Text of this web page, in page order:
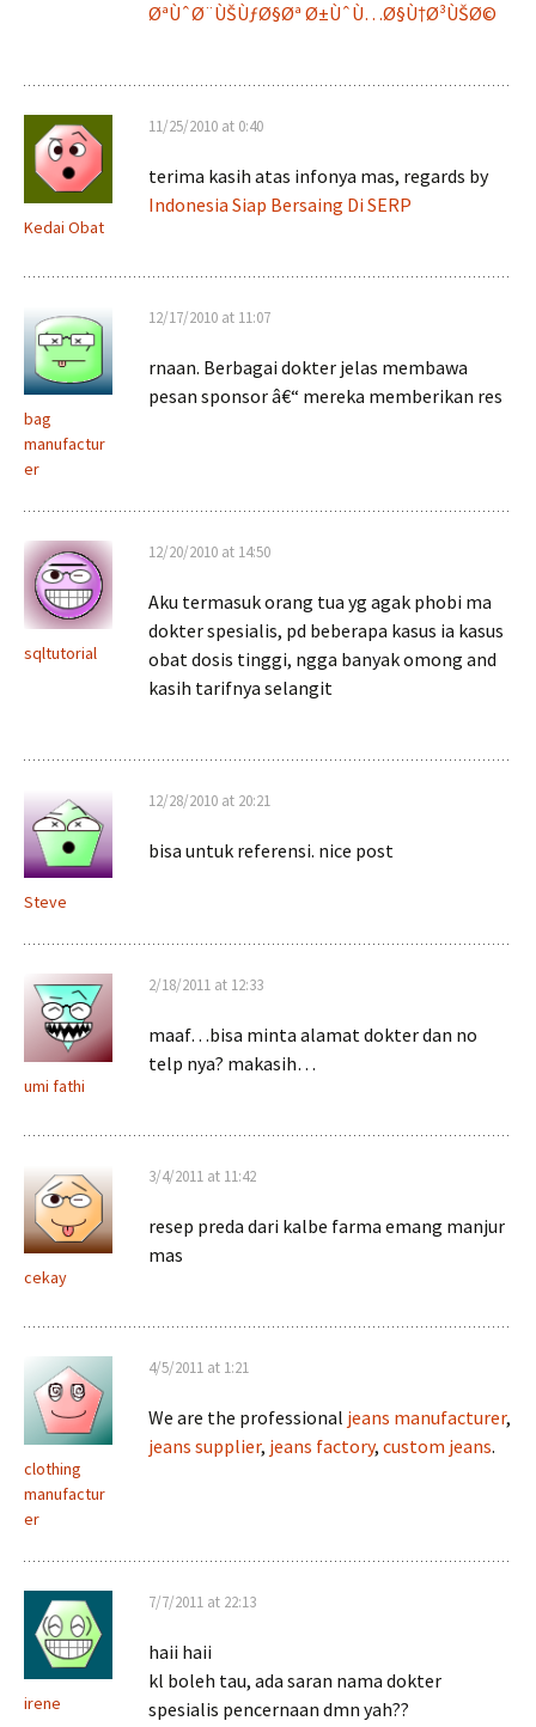
ØªÙˆØ¨ÙŠÙƒØ§Øª Ø±ÙˆÙ…Ø§Ù†Ø³ÙŠØ©
Kedai Obat
11/25/2010 at 0:40
terima kasih atas infonya mas, regards by
Indonesia Siap Bersaing Di SERP
bag
manufactur
er
12/17/2010 at 11:07
rnaan. Berbagai dokter jelas membawa
pesan sponsor â€“ mereka memberikan res
sqltutorial
12/20/2010 at 14:50
Aku termasuk orang tua yg agak phobi ma
dokter spesialis, pd beberapa kasus ia kasus
obat dosis tinggi, ngga banyak omong and
kasih tarifnya selangit
Steve
12/28/2010 at 20:21
bisa untuk referensi. nice post
umi fathi
2/18/2011 at 12:33
maaf…bisa minta alamat dokter dan no
telp nya? makasih…
cekay
3/4/2011 at 11:42
resep preda dari kalbe farma emang manjur
mas
clothing
manufactur
er
4/5/2011 at 1:21
We are the professional jeans manufacturer,
jeans supplier, jeans factory, custom jeans.
irene
7/7/2011 at 22:13
haii haii
kl boleh tau, ada saran nama dokter
spesialis pencernaan dmn yah??